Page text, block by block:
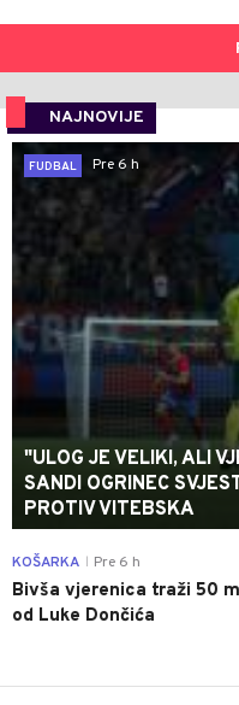
NAJNOVIJE
FUDBAL
Pre 6 h
"ULOG JE VELIKI, ALI
SANDI OGRINEC
PROTIV VITEBSKA
KOŠARKA Pre 6 h
Bivša vjerenica traži 50
od Luke Dončića